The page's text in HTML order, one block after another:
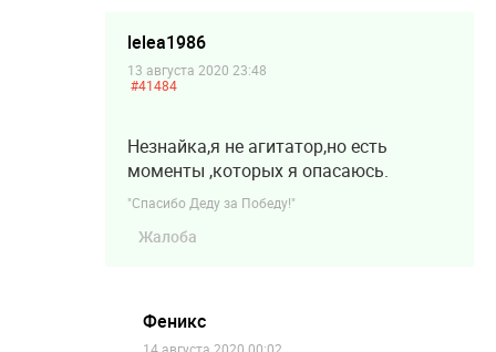
lelea1986
13 августа 2020 23:48
#41484
Незнайка,я не агитатор,но есть
моменты ,которых я опасаюсь.
"Спасибо Деду за Победу!"
Жалоба
Феникс